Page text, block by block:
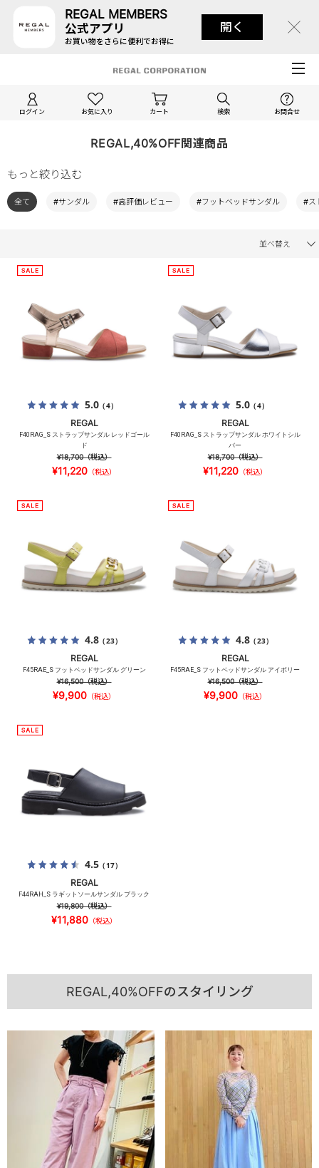
REGAL MEMBERS
公式アプリ
お買い物をさらに便利でお得に
開く
ログイン お気に入り カート 検索 お問合せ
REGAL,40%OFF関連商品
もっと絞り込む
全て #サンダル #高評価レビュー #フットベッドサンダル #ス
並べ替え
5.0（4）
REGAL
F40RAG_S ストラップサンダル レッドゴール
ド
¥18,700（税込）
¥11,220 （税込）
5.0（4）
REGAL
F40RAG_S ストラップサンダル ホワイトシル
バー
¥18,700（税込）
¥11,220 （税込）
4.8（23）
REGAL
F45RAE_S フットベッドサンダル グリーン
¥16,500（税込）
¥9,900 （税込）
4.8（23）
REGAL
F45RAE_S フットベッドサンダル アイボリー
¥16,500（税込）
¥9,900 （税込）
4.5（17）
REGAL
F44RAH_S ラギットソールサンダル ブラック
¥19,800（税込）
¥11,880 （税込）
REGAL,40%OFFのスタイリング